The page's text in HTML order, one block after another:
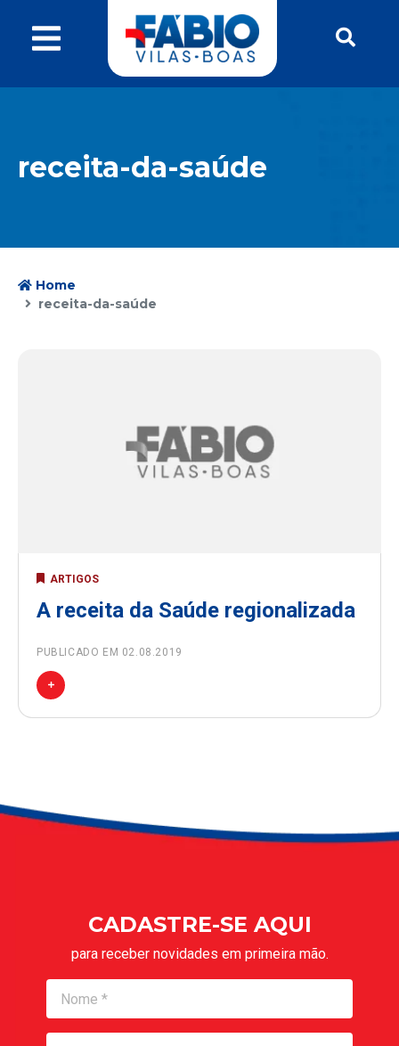
receita-da-saúde
Home
receita-da-saúde
ARTIGOS
A receita da Saúde regionalizada
PUBLICADO EM 02.08.2019
CADASTRE-SE AQUI
para receber novidades em primeira mão.